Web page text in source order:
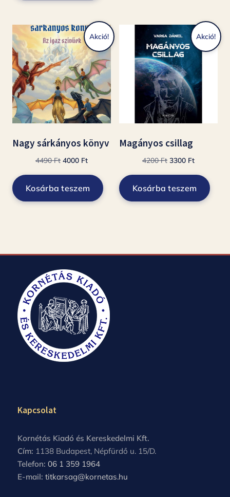
Akció!
Nagy sárkányos könyv
4490Ft Original
was:
4000 FtCurrent
4000 Ft.
Kosárba teszem
Akció!
Magányos csillag
4200Ft Original
was:
3300 FtCurrent
3300 Ft.
Kosárba teszem
Kapcsolat
Kornétás Kiadó és Kereskedelmi Kft.
Cím: 1138 Budapest, Népfürdő u. 15/D.
Telefon: 06 1 359 1964
E-mail: titkarsag@kornetas.hu